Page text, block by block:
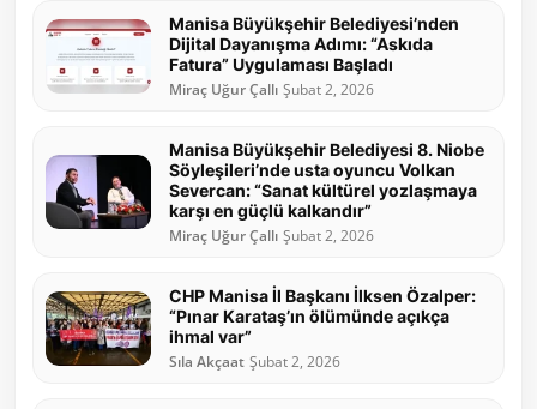
Manisa Büyükşehir Belediyesi’nden
Dijital Dayanışma Adımı: “Askıda
Fatura” Uygulaması Başladı
Miraç Uğur Çallı Şubat 2, 2026
Manisa Büyükşehir Belediyesi 8. Niobe
Söyleşileri’nde usta oyuncu Volkan
Severcan: “Sanat kültürel yozlaşmaya
karşı en güçlü kalkandır”
Miraç Uğur Çallı Şubat 2, 2026
CHP Manisa İl Başkanı İlksen Özalper:
“Pınar Karataş’ın ölümünde açıkça
ihmal var”
Sıla Akçaat Şubat 2, 2026